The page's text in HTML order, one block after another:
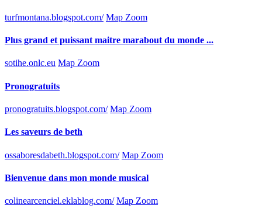
turfmontana.blogspot.com/ Map Zoom
Plus grand et puissant maitre marabout du monde ...
sotihe.onlc.eu Map Zoom
Pronogratuits
pronogratuits.blogspot.com/ Map Zoom
Les saveurs de beth
ossaboresdabeth.blogspot.com/ Map Zoom
Bienvenue dans mon monde musical
colinearcenciel.eklablog.com/ Map Zoom